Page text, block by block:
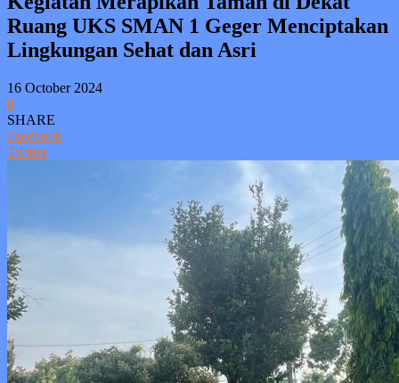
Ruang UKS SMAN 1 Geger Menciptakan
Lingkungan Sehat dan Asri
16 October 2024
0
SHARE
Facebook
Twitter